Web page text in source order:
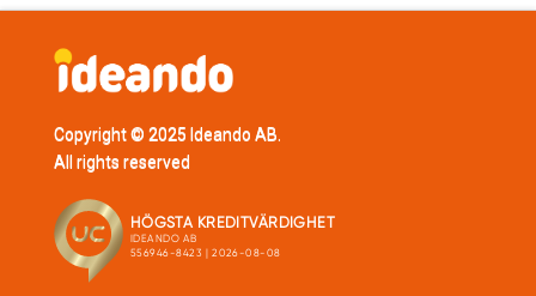
Copyright © 2025 Ideando AB.
All rights reserved